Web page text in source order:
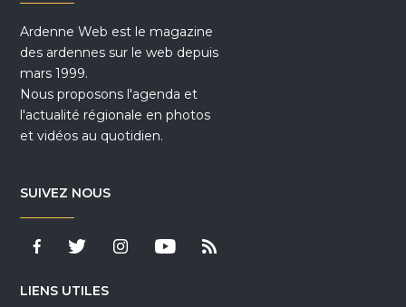
Ardenne Web est le magazine
des ardennes sur le web depuis
mars 1999.
Nous proposons l'agenda et
l'actualité régionale en photos
et vidéos au quotidien.
SUIVEZ NOUS
LIENS UTILES